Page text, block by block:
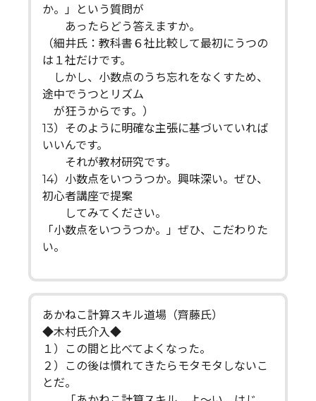
か。」という質問が
あったらどう答えますか。
（細井氏：教科書６社比較して最初にうつの
は１社だけです。
しかし、小数点のうち忘れをなくすため、
途中でうつとリズム
が狂うからです。）
13）そのように明確な主張に基づいていれば
いいんです。
それが教材研究です。
14）小数点をいつうつか。興味深い。ぜひ、
初心者講座で提案
してみてください。
「小数点をいつうつか。」ぜひ、こだわりた
い。
あかねこ計算スキル道場（齊藤氏）
◆木村氏介入◆
１）この間と比べてよくなった。
２）この後は慣れてきたらモタモタしないこ
とだ。